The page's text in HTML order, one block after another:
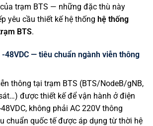
trạm BTS — những đặc thù này
yêu cầu thiết kế hệ thống hệ thống
BTS.
48VDC — tiêu chuẩn ngành viễn thông
thông tại trạm BTS (BTS/NodeB/gNB,
được thiết kế để vận hành ở điện
không phải AC 220V thông
chuẩn quốc tế được áp dụng từ thời hệ